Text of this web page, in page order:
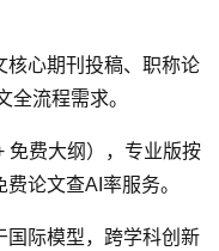
核心期刊投稿、职称论
全流程需求。
免费大纲），专业版按
论文查AI率服务。
国际模型，跨学科创新